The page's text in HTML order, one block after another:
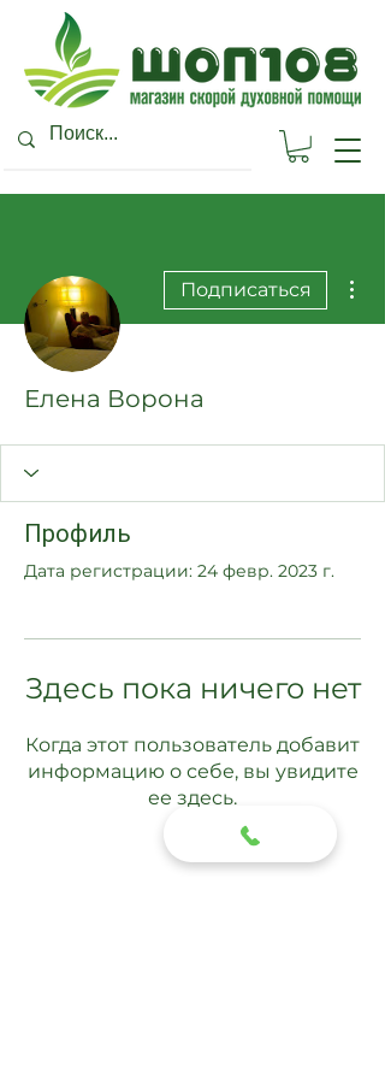
Подписаться
Елена Ворона
Профиль
Дата регистрации: 24 февр. 2023 г.
Здесь пока ничего нет
Когда этот пользователь добавит
информацию о себе, вы увидите
ее здесь.